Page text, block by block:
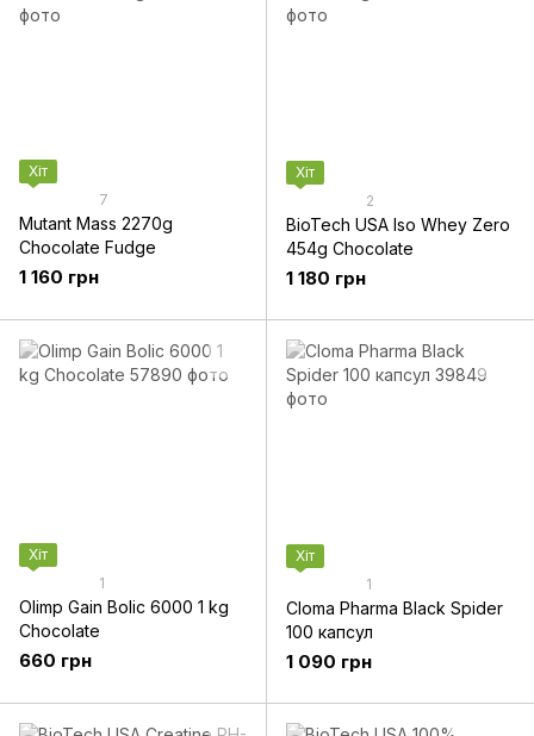
Хіт
7
Mutant Mass 2270g
Chocolate Fudge
1 160 грн
Хіт
2
BioTech USA Iso Whey Zero
454g Chocolate
1 180 грн
Хіт
1
Olimp Gain Bolic 6000 1 kg
Chocolate
660 грн
Хіт
1
Cloma Pharma Black Spider
100 капсул
1 090 грн